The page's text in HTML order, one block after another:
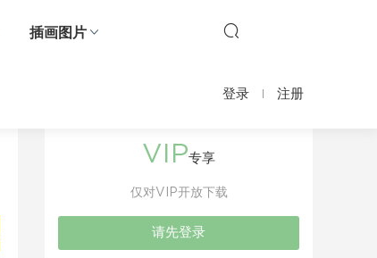
插画图片
登录 注册
VIP专享
仅对VIP开放下载
请先登录